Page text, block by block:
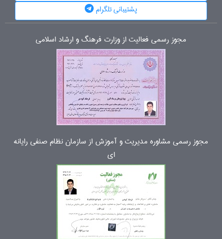
پشتیبانی تلگرام
مجوز رسمی فعالیت از وزارت فرهنگ و ارشاد اسلامی
مجوز رسمی مشاوره مدیریت و آموزش از سازمان نظام صنفی رایانه
ای